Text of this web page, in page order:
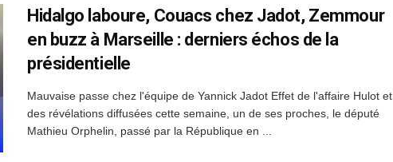
Hidalgo laboure, Couacs chez Jadot, Zemmour
en buzz à Marseille : derniers échos de la
présidentielle
Mauvaise passe chez l'équipe de Yannick Jadot Effet de l'affaire Hulot et
des révélations diffusées cette semaine, un de ses proches, le député
Mathieu Orphelin, passé par la République en ...